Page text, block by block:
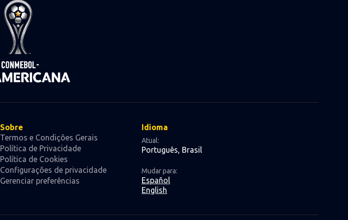
Sobre
Termos e Condições Gerais
Política de Privacidade
Política de Cookies
Configurações de privacidade
Gerenciar preferências
Idioma
Atual:
Português, Brasil
Mudar para:
Español
English